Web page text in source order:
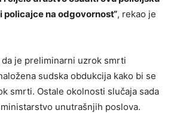
na odgovornost“, rekao je
je preliminarni uzrok smrti
sudska obdukcija kako bi se
smrti. Ostale okolnosti slučaja sada
unutrašnjih poslova.